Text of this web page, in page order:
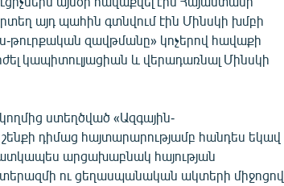
այդ պահին գտնվում էին Մինսկի խմբի
թուրքական զավթմանը» կոչերով հավաքի
կապիտուլյացիան և վերադառնալ Մինսկի
ստեղծված «Ազգային-
դիմաց հայտարարությամբ հանդես եկավ
արցախաբնակ հայության
ու ցեղասպանական ակտերի միջոցով